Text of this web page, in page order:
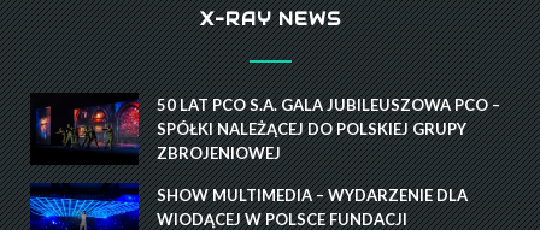
X-RAY NEWS
50 LAT PCO S.A. GALA JUBILEUSZOWA PCO –
SPÓŁKI NALEŻĄCEJ DO POLSKIEJ GRUPY
ZBROJENIOWEJ
SHOW MULTIMEDIA – WYDARZENIE DLA
WIODĄCEJ W POLSCE FUNDACJI